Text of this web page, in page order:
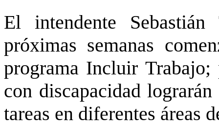
El intendente
próximas semanas
programa Incluir
con discapacidad
tareas en diferentes áreas